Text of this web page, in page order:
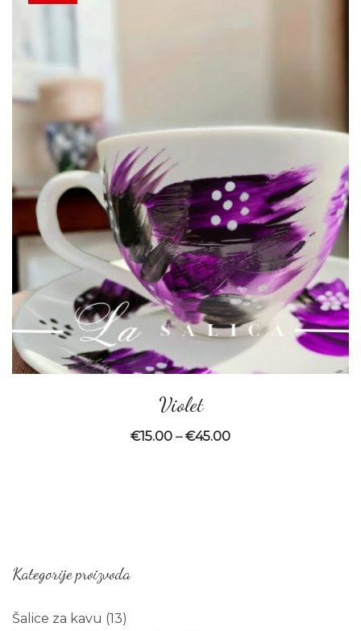
Violet
€15.00 –€45.00
Kategorije proizvoda
Šalice za kavu 1313